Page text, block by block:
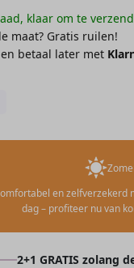
klaar om te
maat? Gratis ruilen!
betaal later met
en zelfverzekerd
dag – profiteer nu van
2+1 GRATIS zolang